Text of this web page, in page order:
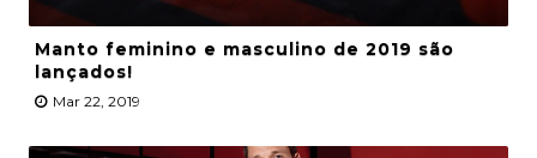
Manto feminino e masculino de 2019 são
lançados!
Mar 22, 2019